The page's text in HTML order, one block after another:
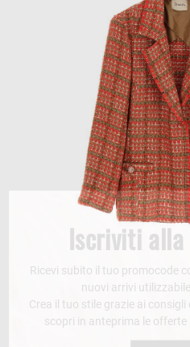
Iscriviti
Ricevi subito il tuo promocode
nuovi arrivi
Crea il tuo stile grazie ai
scopri in anteprima le